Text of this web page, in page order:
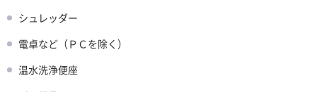
シュレッダー
電卓など（ＰＣを除く）
温水洗浄便座